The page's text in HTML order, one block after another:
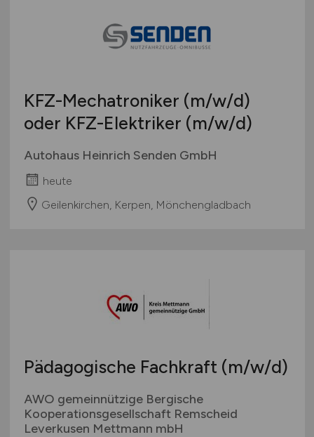
KFZ-Mechatroniker (m/w/d)
oder KFZ-Elektriker (m/w/d)
Autohaus Heinrich Senden GmbH
heute
Geilenkirchen, Kerpen, Mönchengladbach
Pädagogische Fachkraft (m/w/d)
AWO gemeinnützige Bergische
Kooperationsgesellschaft Remscheid
Leverkusen Mettmann mbH